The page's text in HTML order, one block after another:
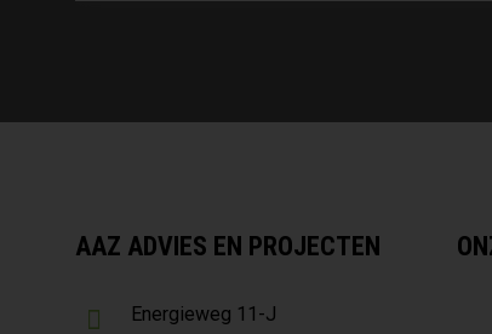
AAZ ADVIES EN PROJECTEN
Energieweg 11-J